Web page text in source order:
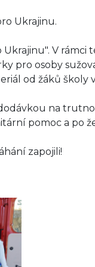
Ukrajinu.
V rámci
pro osoby
od žáků školy
na
pomoc a po
zapojili!